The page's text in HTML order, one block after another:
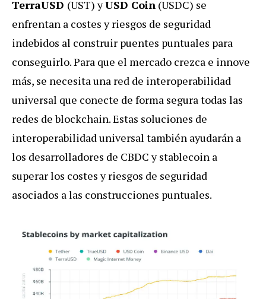
TerraUSD (UST) yUSD Coin (USDC) se
enfrentan a costes y riesgos de seguridad
indebidos al construir puentes puntuales para
conseguirlo. Para que el mercado crezca e innove
más, se necesita una red de interoperabilidad
universal que conecte de forma segura todas las
redes de blockchain. Estas soluciones de
interoperabilidad universal también ayudarán a
los desarrolladores de CBDC y stablecoin a
superar los costes y riesgos de seguridad
asociados a las construcciones puntuales.